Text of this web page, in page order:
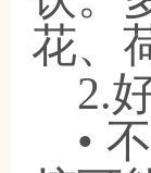
花、
2.
•